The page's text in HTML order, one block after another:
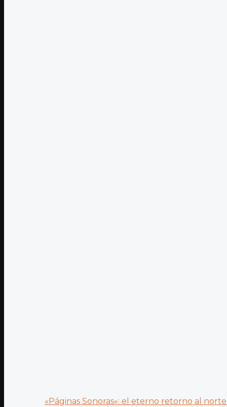
«Páginas Sonoras»: el eterno retorno al norte